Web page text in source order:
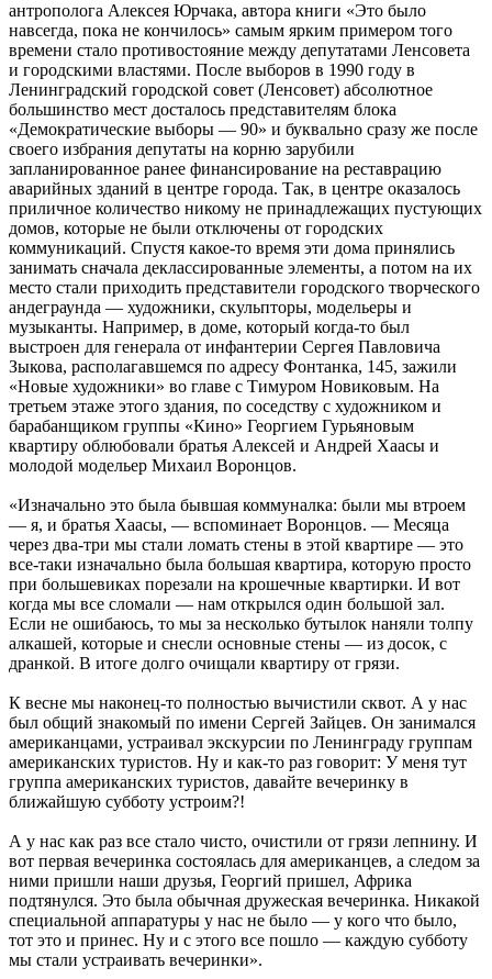
антрополога Алексея Юрчака, автора книги «Это было
навсегда, пока не кончилось» самым ярким примером того
времени стало противостояние между депутатами Ленсовета
и городскими властями. После выборов в 1990 году в
Ленинградский городской совет (Ленсовет) абсолютное
большинство мест досталось представителям блока
«Демократические выборы — 90» и буквально сразу же после
своего избрания депутаты на корню зарубили
запланированное ранее финансирование на реставрацию
аварийных зданий в центре города. Так, в центре оказалось
приличное количество никому не принадлежащих пустующих
домов, которые не были отключены от городских
коммуникаций. Спустя какое-то время эти дома принялись
занимать сначала деклассированные элементы, а потом на их
место стали приходить представители городского творческого
андеграунда — художники, скульпторы, модельеры и
музыканты. Например, в доме, который когда-то был
выстроен для генерала от инфантерии Сергея Павловича
Зыкова, располагавшемся по адресу Фонтанка, 145, зажили
«Новые художники» во главе с Тимуром Новиковым. На
третьем этаже этого здания, по соседству с художником и
барабанщиком группы «Кино» Георгием Гурьяновым
квартиру облюбовали братья Алексей и Андрей Хаасы и
молодой модельер Михаил Воронцов.
«Изначально это была бывшая коммуналка: были мы втроем
— я, и братья Хаасы, — вспоминает Воронцов. — Месяца
через два-три мы стали ломать стены в этой квартире — это
все-таки изначально была большая квартира, которую просто
при большевиках порезали на крошечные квартирки. И вот
когда мы все сломали — нам открылся один большой зал.
Если не ошибаюсь, то мы за несколько бутылок наняли толпу
алкашей, которые и снесли основные стены — из досок, с
дранкой. В итоге долго очищали квартиру от грязи.
К весне мы наконец-то полностью вычистили сквот. А у нас
был общий знакомый по имени Сергей Зайцев. Он занимался
американцами, устраивал экскурсии по Ленинграду группам
американских туристов. Ну и как-то раз говорит: У меня тут
группа американских туристов, давайте вечеринку в
ближайшую субботу устроим?!
А у нас как раз все стало чисто, очистили от грязи лепнину. И
вот первая вечеринка состоялась для американцев, а следом за
ними пришли наши друзья, Георгий пришел, Африка
подтянулся. Это была обычная дружеская вечеринка. Никакой
специальной аппаратуры у нас не было — у кого что было,
тот это и принес. Ну и с этого все пошло — каждую субботу
мы стали устраивать вечеринки».